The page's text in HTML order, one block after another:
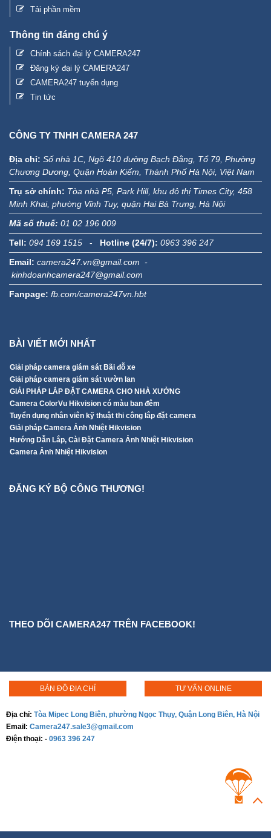
Tải phần mềm
Thông tin đáng chú ý
Chính sách đại lý CAMERA247
Đăng ký đại lý CAMERA247
CAMERA247 tuyển dụng
Tin tức
CÔNG TY TNHH CAMERA 247
Địa chỉ: Số nhà 1C, Ngõ 410 đường Bạch Đằng, Tổ 79, Phường
Chương Dương, Quận Hoàn Kiếm, Thành Phố Hà Nội, Việt Nam
Trụ sở chính: Tòa nhà P5, Park Hill, khu đô thị Times City, 458
Minh Khai, phường Vĩnh Tuy, quận Hai Bà Trưng, Hà Nội
Mã số thuế: 01 02 196 009
Tell: 094 169 1515 - Hotline (24/7): 0963 396 247
Email: camera247.vn@gmail.com -
kinhdoanhcamera247@gmail.com
Fanpage: fb.com/camera247vn.hbt
BÀI VIẾT MỚI NHẤT
Giải pháp camera giám sát Bãi đỗ xe
Giải pháp camera giám sát vườn lan
GIẢI PHÁP LẮP ĐẶT CAMERA CHO NHÀ XƯỞNG
Camera ColorVu Hikvision có màu ban đêm
Tuyển dụng nhân viên kỹ thuật thi công lắp đặt camera
Giải pháp Camera Ảnh Nhiệt Hikvision
Hướng Dẫn Lắp, Cài Đặt Camera Ảnh Nhiệt Hikvision
Camera Ảnh Nhiệt Hikvision
ĐĂNG KÝ BỘ CÔNG THƯƠNG!
THEO DÕI CAMERA247 TRÊN FACEBOOK!
BẢN ĐỒ ĐỊA CHỈ TƯ VẤN ONLINE
Địa chỉ: Tòa Mipec Long Biên, phường Ngọc Thụy, Quận Long Biên, Hà Nội
Email: Camera247.sale3@gmail.com
Điện thoại: - 0963 396 247